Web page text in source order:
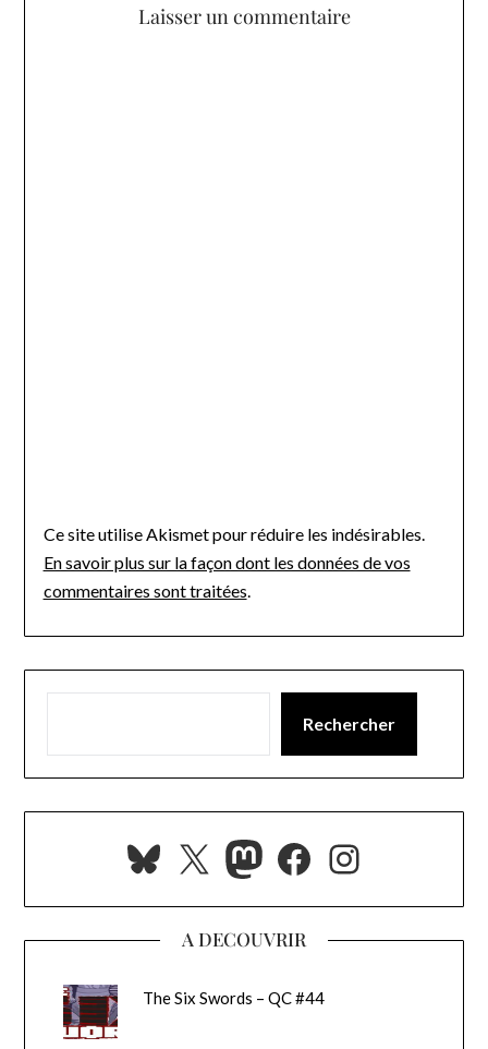
Laisser un commentaire
Ce site utilise Akismet pour réduire les indésirables.
En savoir plus sur la façon dont les données de vos
commentaires sont traitées
Rechercher
Bluesky
X Mastodon
Facebook
A DECOUVRIR
The Six Swords – QC #44